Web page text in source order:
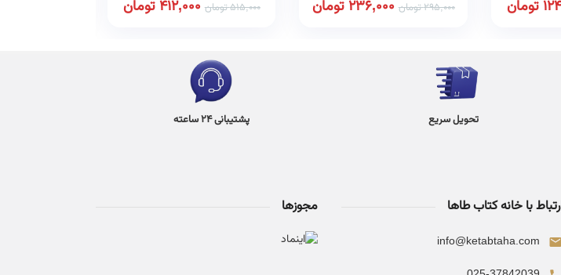
تومان 295,000تومان 236,000تومان 515,000تومان 412,000تومان
تحویل سریع پشتیبانی 24 ساعته
با خانه کتاب طاها
info@ketabtaha.com
مجوزها